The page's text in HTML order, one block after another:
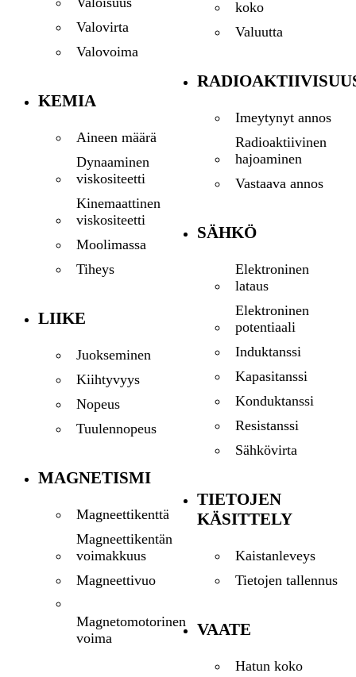
Valovirta
Valovoima
KEMIA
Aineen määrä
Dynaaminen
viskositeetti
Kinemaattinen
viskositeetti
Moolimassa
Tiheys
LIIKE
Juokseminen
Kiihtyvyys
Nopeus
Tuulennopeus
MAGNETISMI
Magneettikenttä
Magneettikentän
voimakkuus
Magneettivuo
Magnetomotorinen
voima
koko
Valuutta
Imeytynyt annos
Radioaktiivinen
hajoaminen
Vastaava annos
SÄHKÖ
Elektroninen
lataus
Elektroninen
potentiaali
Induktanssi
Kapasitanssi
Konduktanssi
Resistanssi
Sähkövirta
TIETOJEN
KÄSITTELY
Kaistanleveys
Tietojen tallennus
VAATE
Hatun koko